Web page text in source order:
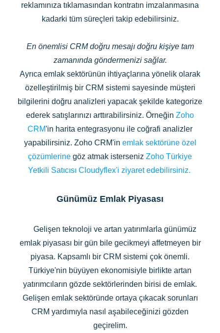
reklamınıza tıklamasından kontratın imzalanmasına
kadarki tüm süreçleri takip edebilirsiniz.
En önemlisi CRM doğru mesajı doğru kişiye tam
zamanında göndermenizi sağlar.
Ayrıca emlak sektörünün ihtiyaçlarına yönelik olarak
özelleştirilmiş bir CRM sistemi sayesinde müşteri
bilgilerini doğru analizleri yapacak şekilde kategorize
ederek satışlarınızı arttırabilirsiniz. Örneğin Zoho
CRM'in harita entegrasyonu ile coğrafi analizler
yapabilirsiniz. Zoho CRM'in emlak sektörüne özel
çözümlerine göz atmak isterseniz Zoho Türkiye
Yetkili Satıcısı Cloudyflex'i ziyaret edebilirsiniz.
Günümüz Emlak Piyasası
Gelişen teknoloji ve artan yatırımlarla günümüz
emlak piyasası bir gün bile gecikmeyi affetmeyen bir
piyasa. Kapsamlı bir CRM sistemi çok önemli.
Türkiye'nin büyüyen ekonomisiyle birlikte artan
yatırımcıların gözde sektörlerinden birisi de emlak.
Gelişen emlak sektöründe ortaya çıkacak sorunları
CRM yardımıyla nasıl aşabileceğinizi gözden
geçirelim.